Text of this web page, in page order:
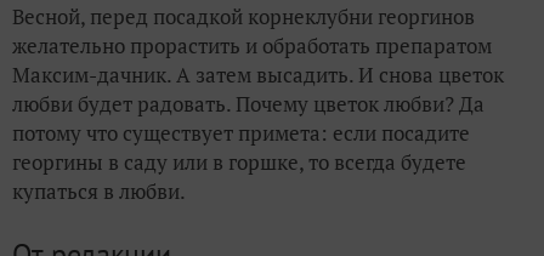
Весной, перед посадкой корнеклубни георгинов
желательно прорастить и обработать препаратом
Максим-дачник. А затем высадить. И снова цветок
любви будет радовать. Почему цветок любви? Да
потому что существует примета: если посадите
георгины в саду или в горшке, то всегда будете
купаться в любви.